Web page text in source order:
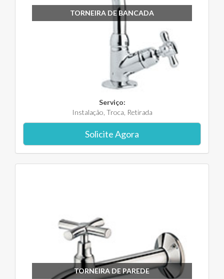
TORNEIRA DE BANCADA
Serviço:
Instalação, Troca, Retirada
Solicite Agora
TORNEIRA DE PAREDE